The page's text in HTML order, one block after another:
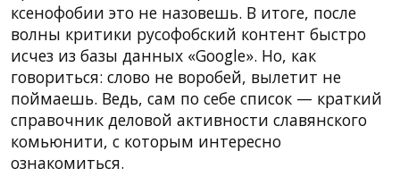
ксенофобии это не назовешь. В итоге, после
волны критики русофобский контент быстро
исчез из базы данных «Google». Но, как
говориться: слово не воробей, вылетит не
поймаешь. Ведь, сам по себе список — краткий
справочник деловой активности славянского
комьюнити, с которым интересно
ознакомиться.